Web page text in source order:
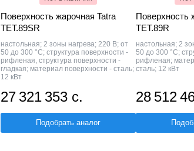
Поверхность жарочная Tatra
TET.89SR
настольная; 2 зоны нагрева; 220 В; от
50 до 300 °С; структура поверхности -
рифленая, структура поверхности -
гладкая; материал поверхности - сталь;
12 кВт
27 321 353 с.
Подобрать аналог
Поверхность
TET.89R
настольная; 2
50 до 300 °С;
рифленая;
сталь; 12 кВт
28 512